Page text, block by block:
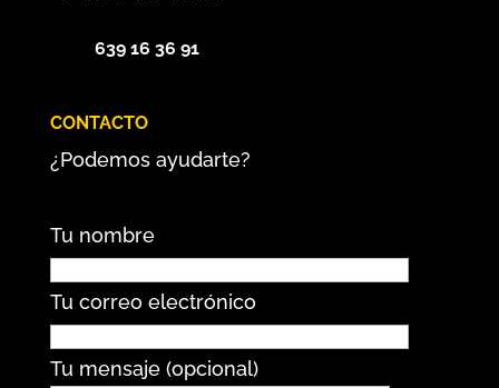
639 16 36 91
CONTACTO
¿Podemos ayudarte?
Tu nombre
Tu correo electrónico
Tu mensaje (opcional)